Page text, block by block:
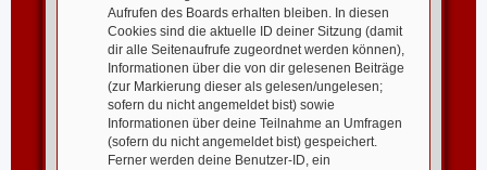
Aufrufen des Boards erhalten bleiben. In diesen
Cookies sind die aktuelle ID deiner Sitzung (damit
dir alle Seitenaufrufe zugeordnet werden können),
Informationen über die von dir gelesenen Beiträge
(zur Markierung dieser als gelesen/ungelesen;
sofern du nicht angemeldet bist) sowie
Informationen über deine Teilnahme an Umfragen
(sofern du nicht angemeldet bist) gespeichert.
Ferner werden deine Benutzer-ID, ein